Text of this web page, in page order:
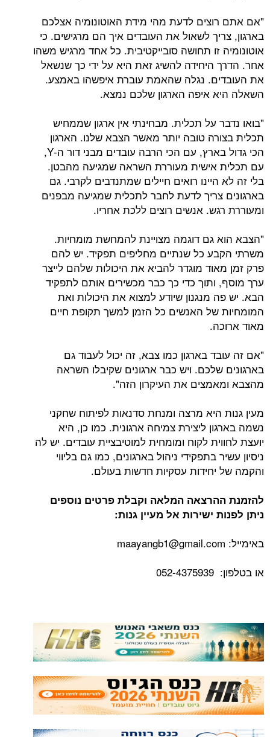
"אם אתם רוצים לדעת מהי מידת האוטונומיה אצלכם
בארגון, צריך לשאול את העובדים איך הם מרגישים. כי
אוטונומיה זו תחושה סובייקטיבית. כל אחד מרגיש משהו
אחר. הדרך היחידה להשיג זאת היא על ידי כך שנשאל
את העובדים. נגלה שהאמת עוברת איפשהו באמצע.
השאלה היא איפה הארגון שלכם נמצא.
"בואו נדבר על תכלית. מבחינתי אין ארגון שממחיש
תכלית בצורה טובה יותר מאשר הצבא שלנו. הארגון
הכי גדול בארץ, עם הכי הרבה עובדים מבני דור ה-Y,
עם תכלית אישית מעוררת השראה שמגיעה מהבטן.
בלי זה לא היינו רואים חיילים שמתנדבים לקרבי. גם
בארגונים צריך לדעת לחבר לתכלית שמגיעה מבפנים
ומעוררת רגש. אנשים רוצים ללכת אחריו.
"הצבא הוא גם דוגמה מצויינת להמחשת מומחיות.
משרתי הקבע כל שנתיים מחליפים תפקיד. יש להם
פרק זמן מאוד מוגדר להביא את היכולות שלהם לייצר
ערך מוסף, ותוך כדי כך כבר מכשירים אותם לתפקיד
הבא. יש פה מנגנון שיודע למצוא את היכולות ואת
המומחיות של האנשים כל הזמן למשך תקופת חיים
מאוד ארוכה.
"אם זה עובד בארגון כמו צבא, זה יכול לעבוד גם
בארגונים שלכם. ויש כבר ארגונים שקיבלו השראה
מהצבא ומאמצים את העיקרון הזה".
מעין גנות היא מרצה ומנחת סדנאות לפיתוח שחקני
נשמה בארגון ליצירת צמיחה ארגונית. כמו כן, היא
יועצת לחווית לקוח ומומחית למוטיבציית עובדים. יש לה
ניסיון עשיר בתפקידי ניהול בארגונים, כמו גם בליווי
והקמה של יחידות עסקיות חדשות בעולם.
להזמנת ההרצאה המלאה וקבלת פרטים נוספים
ניתן לפנות ישירות אל מעיין גנות:
באימייל: maayangb1@gmail.com
או בטלפון: 052-4375939